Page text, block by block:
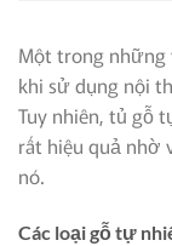
Một trong những
khi sử dụng nội
Tuy nhiên, tủ gỗ
rất hiệu quả nhờ
nó.
Các loại gỗ tự